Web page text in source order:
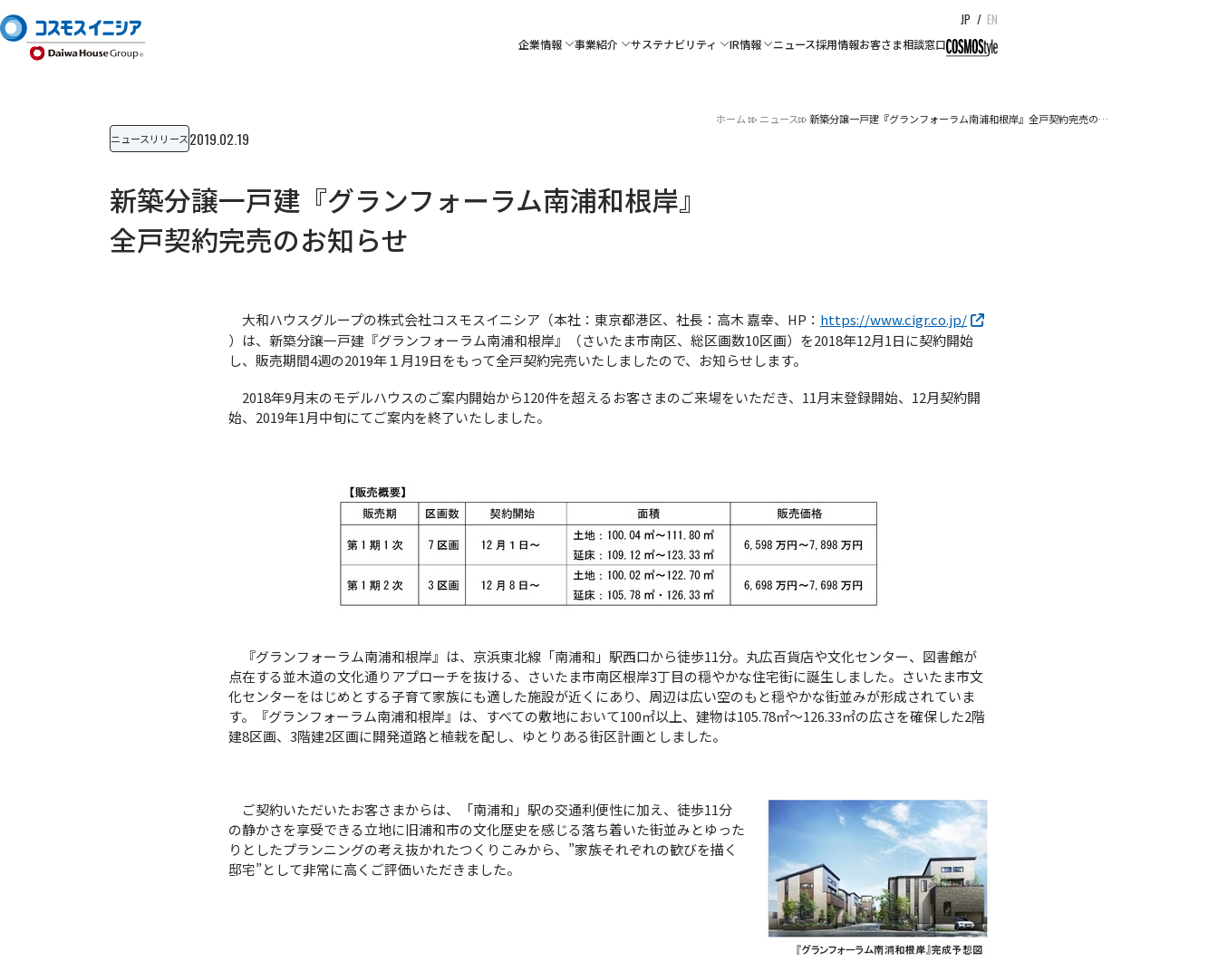
企業情報 事業紹介 サステナビリティ IR情報 ニュース採用情報お客さま相談窓口
JP / EN
ホーム ニュース
新築分譲一戸建『グランフォーラム南浦和根岸』全戸契約完売の…
ニュースリリース2019.02.19
新築分譲一戸建『グランフォーラム南浦和根岸』
全戸契約完売のお知らせ
大和ハウスグループの株式会社コスモスイニシア（本社：東京都港区、社長：高木 嘉幸、HP： https://www.cigr.co.jp/
）は、新築分譲一戸建『グランフォーラム南浦和根岸』（さいたま市南区、総区画数10区画）を2018年12月1日に契約開始
し、販売期間4週の2019年１月19日をもって全戸契約完売いたしましたので、お知らせします。
2018年9月末のモデルハウスのご案内開始から120件を超えるお客さまのご来場をいただき、11月末登録開始、12月契約開
始、2019年1月中旬にてご案内を終了いたしました。
『グランフォーラム南浦和根岸』は、京浜東北線「南浦和」駅西口から徒歩11分。丸広百貨店や文化センター、図書館が
点在する並木道の文化通りアプローチを抜ける、さいたま市南区根岸3丁目の穏やかな住宅街に誕生しました。さいたま市文
化センターをはじめとする子育て家族にも適した施設が近くにあり、周辺は広い空のもと穏やかな街並みが形成されていま
す。『グランフォーラム南浦和根岸』は、すべての敷地において100㎡以上、建物は105.78㎡～126.33㎡の広さを確保した2階
建8区画、3階建2区画に開発道路と植栽を配し、ゆとりある街区計画としました。
ご契約いただいたお客さまからは、「南浦和」駅の交通利便性に加え、徒歩11分
の静かさを享受できる立地に旧浦和市の文化歴史を感じる落ち着いた街並みとゆった
りとしたプランニングの考え抜かれたつくりこみから、”家族それぞれの歓びを描く
邸宅”として非常に高くご評価いただきました。